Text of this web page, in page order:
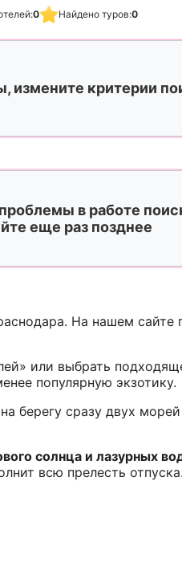
0 Найдено туров:0
измените критерии
в работе
еще раз позднее
На нашем сайте
или выбрать
популярную экзотику.
берегу сразу двух
солнца и лазурных
всю прелесть отпуска.